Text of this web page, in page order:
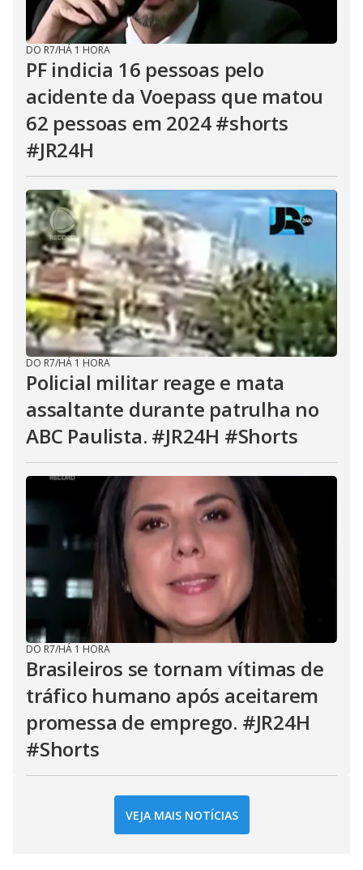
DO R7/HÁ 1 HORA
PF indicia 16 pessoas pelo
acidente da Voepass que matou
62 pessoas em 2024 #shorts
#JR24H
DO R7/HÁ 1 HORA
Policial militar reage e mata
assaltante durante patrulha no
ABC Paulista. #JR24H #Shorts
DO R7/HÁ 1 HORA
Brasileiros se tornam vítimas de
tráfico humano após aceitarem
promessa de emprego. #JR24H
#Shorts
VEJA MAIS NOTÍCIAS